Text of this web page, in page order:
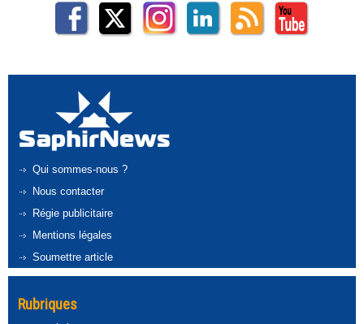
Qui sommes-nous ?
Nous contacter
Régie publicitaire
Mentions légales
Soumettre article
Rubriques